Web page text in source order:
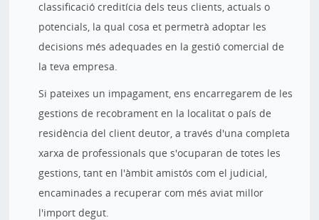
classificació creditícia dels teus clients, actuals o
potencials, la qual cosa et permetrà adoptar les
decisions més adequades en la gestió comercial de
la teva empresa.
Si pateixes un impagament, ens encarregarem de les
gestions de recobrament en la localitat o país de
residència del client deutor, a través d'una completa
xarxa de professionals que s'ocuparan de totes les
gestions, tant en l'àmbit amistós com el judicial,
encaminades a recuperar com més aviat millor
l'import degut.